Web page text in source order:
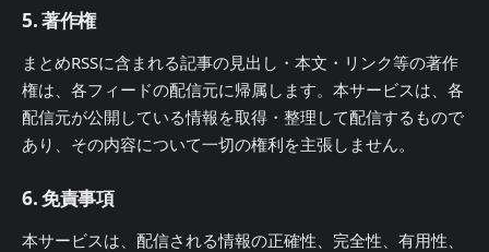
5. 著作権
まとめRSSに含まれる記事の見出し・本文・リンク等の著作
権は、各フィードの配信元に帰属します。本サービスは、各
配信元が公開している情報を取得・整理して配信するもので
あり、その内容について一切の権利を主張しません。
6. 免責事項
本サービスは、配信される情報の正確性、完全性、有用性、